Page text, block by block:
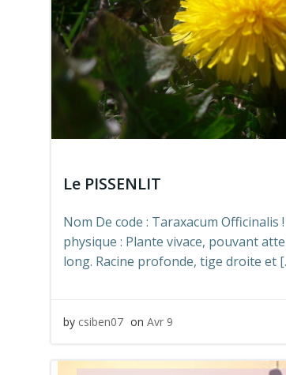
Le PISSENLIT
Nom De code : Taraxacum Officinalis
physique : Plante vivace, pouvant
long. Racine profonde, tige droite et
by csiben07 on Avr 9